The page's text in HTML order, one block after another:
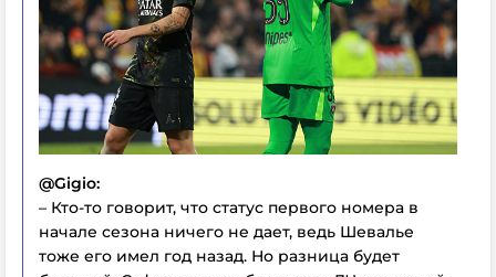
@Gigio:
– Кто-то говорит, что статус первого номера в
начале сезона ничего не дает, ведь Шевалье
тоже его имел год назад. Но разница будет